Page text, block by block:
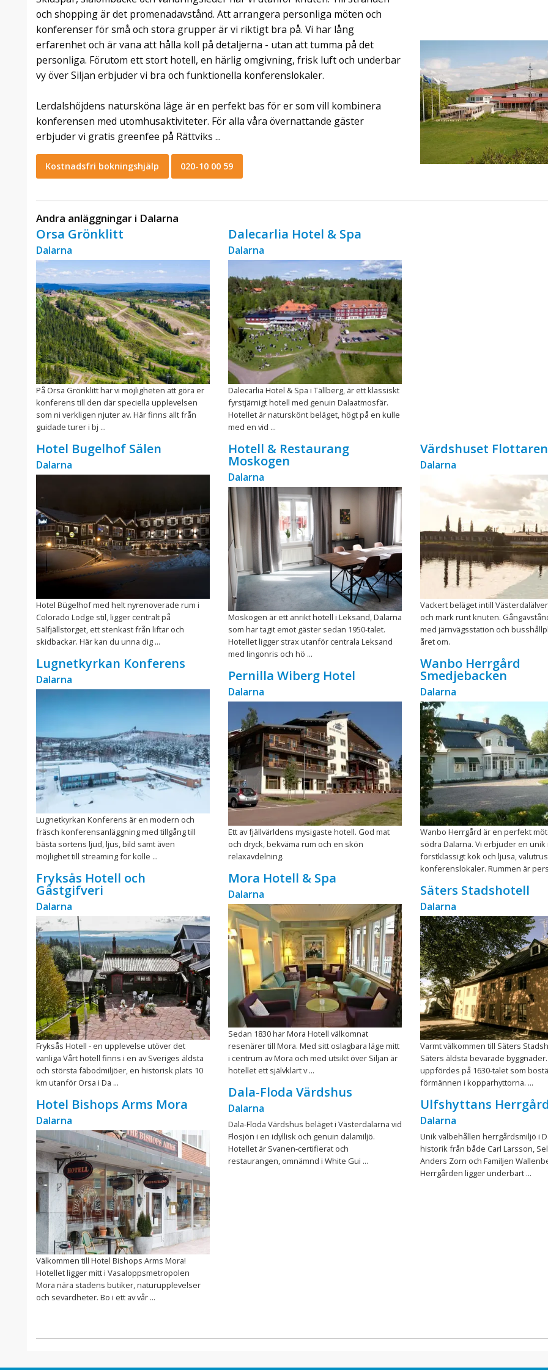
och shopping är det promenadavstånd. Att arrangera personliga möten och
konferenser för små och stora grupper är vi riktigt bra på. Vi har lång
erfarenhet och är vana att hålla koll på detaljerna - utan att tumma på det
personliga. Förutom ett stort hotell, en härlig omgivning, frisk luft och underbar
vy över Siljan erbjuder vi bra och funktionella konferenslokaler.
Lerdalshöjdens natursköna läge är en perfekt bas för er som vill kombinera
konferensen med utomhusaktiviteter. För alla våra övernattande gäster
erbjuder vi gratis greenfee på Rättviks ...
Kostnadsfri bokningshjälp 020-10 00 59
Andra anläggningar i Dalarna
Orsa Grönklitt
Dalarna
På Orsa Grönklitt har vi möjligheten att göra er
konferens till den där speciella upplevelsen
som ni verkligen njuter av. Här finns allt från
guidade turer i bj ...
Dalecarlia Hotel & Spa
Dalarna
Dalecarlia Hotel & Spa i Tällberg, är ett klassiskt
fyrstjärnigt hotell med genuin Dalaatmosfär.
Hotellet är naturskönt beläget, högt på en kulle
med en vid ...
Hotel Bugelhof Sälen
Dalarna
Hotel Bügelhof med helt nyrenoverade rum i
Colorado Lodge stil, ligger centralt på
Sälfjällstorget, ett stenkast från liftar och
skidbackar. Här kan du unna dig ...
Lugnetkyrkan Konferens
Dalarna
Lugnetkyrkan Konferens är en modern och
fräsch konferensanläggning med tillgång till
bästa sortens ljud, ljus, bild samt även
möjlighet till streaming för kolle ...
Fryksås Hotell och
Gästgifveri
Dalarna
Fryksås Hotell - en upplevelse utöver det
vanliga Vårt hotell finns i en av Sveriges äldsta
och största fäbodmiljöer, en historisk plats 10
km utanför Orsa i Da ...
Hotel Bishops Arms Mora
Dalarna
Välkommen till Hotel Bishops Arms Mora!
Hotellet ligger mitt i Vasaloppsmetropolen
Mora nära stadens butiker, naturupplevelser
och sevärdheter. Bo i ett av vår ...
Hotell & Restaurang
Moskogen
Dalarna
Moskogen är ett anrikt hotell i Leksand, Dalarna
som har tagit emot gäster sedan 1950-talet.
Hotellet ligger strax utanför centrala Leksand
med lingonris och hö ...
Pernilla Wiberg Hotel
Dalarna
Ett av fjällvärldens mysigaste hotell. God mat
och dryck, bekväma rum och en skön
relaxavdelning.
Mora Hotell & Spa
Dalarna
Sedan 1830 har Mora Hotell välkomnat
resenärer till Mora. Med sitt oslagbara läge mitt
i centrum av Mora och med utsikt över Siljan är
hotellet ett självklart v ...
Dala-Floda Värdshus
Dalarna
Dala-Floda Värdshus beläget i Västerdalarna vid
Flosjön i en idyllisk och genuin dalamiljö.
Hotellet är Svanen-certifierat och
restaurangen, omnämnd i White Gui ...
Värdshuset
Dalarna
Vackert beläget intill
och mark runt knuten.
med järnvägsstation och
året om.
Wanbo Herrgård
Smedjebacken
Dalarna
Wanbo Herrgård är en perfekt
södra Dalarna. Vi erbjuder en unik
förstklassigt kök och ljusa,
konferenslokaler. Rummen är
Säters Stadshotell
Dalarna
Varmt välkommen till Säters
Säters äldsta bevarade
uppfördes på 1630-talet som
förmännen i kopparhyttorna. ...
Ulfshyttans
Dalarna
Unik välbehållen herrgårdsmiljö i
historik från både Carl Larsson,
Anders Zorn och Familjen
Herrgården ligger underbart ...